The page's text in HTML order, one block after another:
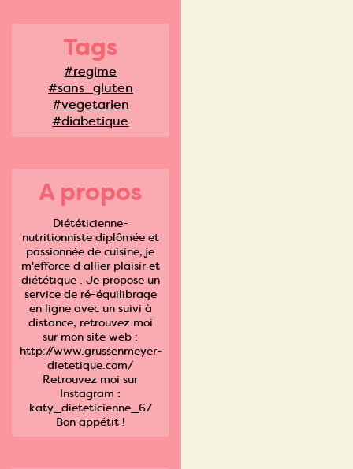
Tags
#regime
#sans_gluten
#vegetarien
#diabetique
A propos
Diététicienne-
nutritionniste diplômée et
passionnée de cuisine, je
m'efforce d allier plaisir et
diététique . Je propose un
service de ré-équilibrage
en ligne avec un suivi à
distance, retrouvez moi
sur mon site web :
http://www.grussenmeyer-
dietetique.com/
Retrouvez moi sur
Instagram :
katy_dieteticienne_67
Bon appétit !